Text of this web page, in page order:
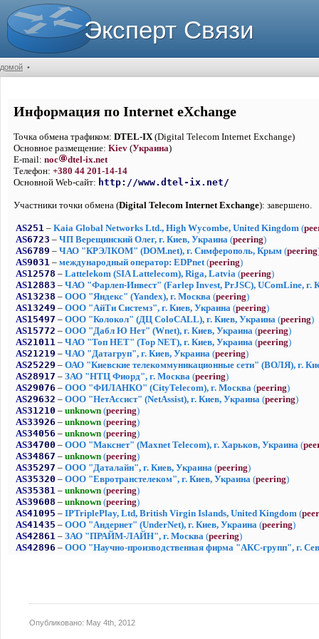
Эксперт Связи
домой •
Опубликовано: May 4th, 2012